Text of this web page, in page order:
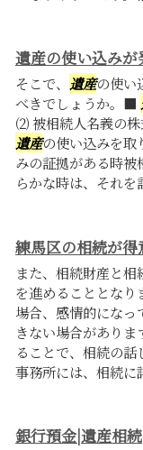
遺産の使い込み
そこで、 遺産の使い
べきでしょうか。■
⑵ 被相続人名義の
遺産の使い込みを
みの証拠がある時被
らかな時は、それ
練馬区の相続が
また、相続財産と相
を進めることとなり
場合、感情的にな
きない場合があり
ることで、相続の
事務所には、相続に
銀行預金|遺産相続